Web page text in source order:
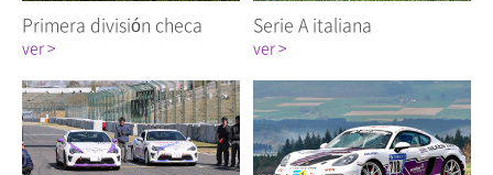
Primera división checa
ver >
Serie A italiana
ver >